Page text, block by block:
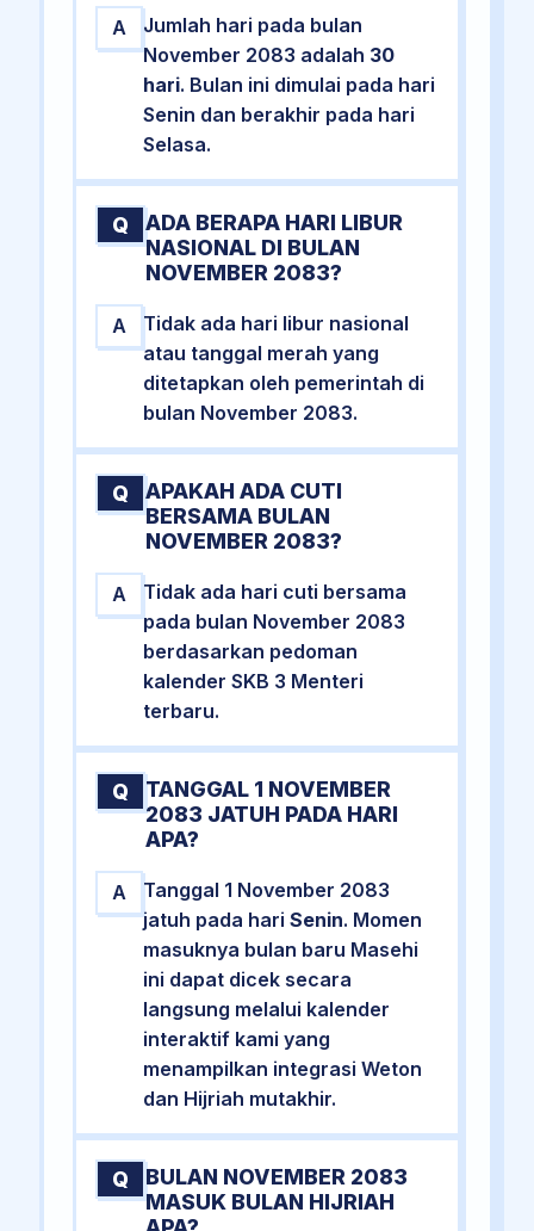
A
Jumlah hari pada bulan
November 2083 adalah 30
hari. Bulan ini dimulai pada hari
Senin dan berakhir pada hari
Selasa.
Q
ADA BERAPA HARI LIBUR
NASIONAL DI BULAN
NOVEMBER 2083?
A
Tidak ada hari libur nasional
atau tanggal merah yang
ditetapkan oleh pemerintah di
bulan November 2083.
Q
APAKAH ADA CUTI
BERSAMA BULAN
NOVEMBER 2083?
A
Tidak ada hari cuti bersama
pada bulan November 2083
berdasarkan pedoman
kalender SKB 3 Menteri
terbaru.
Q
TANGGAL 1 NOVEMBER
2083 JATUH PADA HARI
APA?
A
Tanggal 1 November 2083
jatuh pada hari Senin. Momen
masuknya bulan baru Masehi
ini dapat dicek secara
langsung melalui kalender
interaktif kami yang
menampilkan integrasi Weton
dan Hijriah mutakhir.
Q
BULAN NOVEMBER 2083
MASUK BULAN HIJRIAH